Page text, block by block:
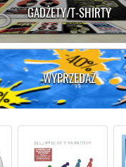
GADŻETY/T-SHIRTY
WYPRZEDAŻ